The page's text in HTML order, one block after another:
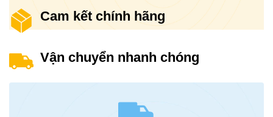
Cam kết chính hãng
Vận chuyển nhanh chóng